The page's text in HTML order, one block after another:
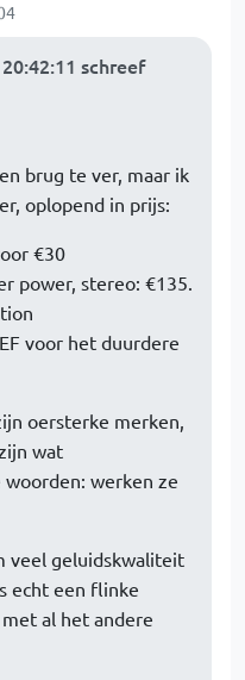
schreef
brug te ver, maar ik
oplopend in prijs:
€30
power, stereo: €135.
voor het duurdere
oersterke merken,
wat
werken ze
veel geluidskwaliteit
echt een flinke
al het andere